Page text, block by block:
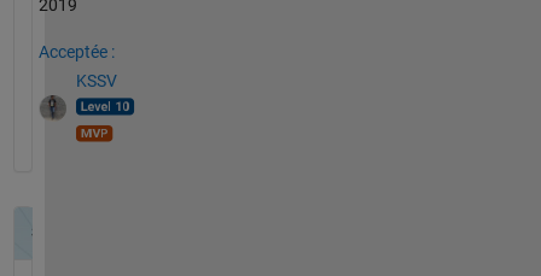
2019
Acceptée :
KSSV